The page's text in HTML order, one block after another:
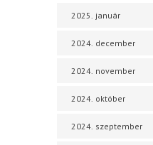
2025. január
2024. december
2024. november
2024. október
2024. szeptember